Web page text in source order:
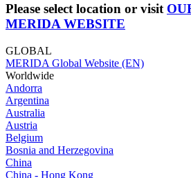
Please select location or visit
MERIDA WEBSITE
GLOBAL
MERIDA Global Website (EN)
Worldwide
Andorra
Argentina
Australia
Austria
Belgium
Bosnia and Herzegovina
China
China - Hong Kong